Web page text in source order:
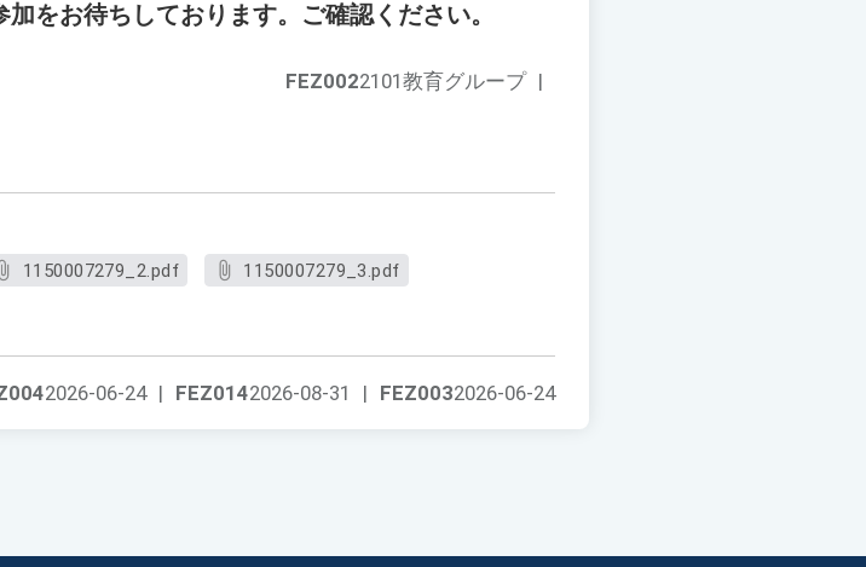
をお待ちしております。ご確認ください。
FEZ0022101教育グループ |
1150007279_2.pdf
1150007279_3.pdf
FEZ0032026-06-24
FEZ0142026-08-31 |
2026-06-24 |